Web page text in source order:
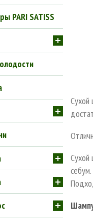
PARI SATISS
Сухой
Сухой
себум.